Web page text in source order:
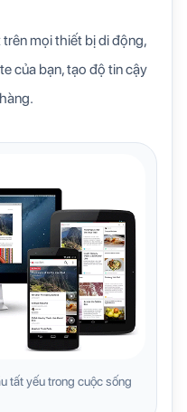
mọi thiết bị di động,
của bạn, tạo độ tin cậy
tất yếu trong cuộc sống